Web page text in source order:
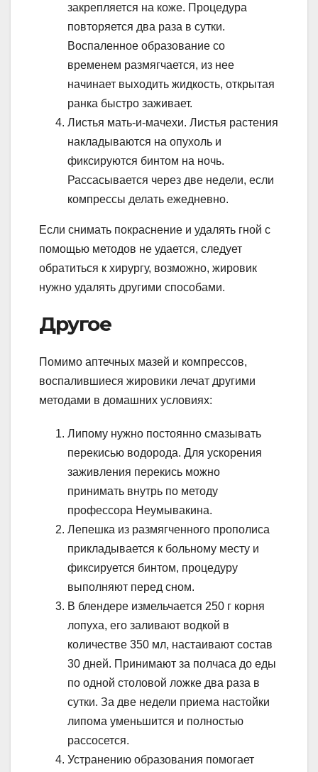
закрепляется на коже. Процедура
повторяется два раза в сутки.
Воспаленное образование со
временем размягчается, из нее
начинает выходить жидкость, открытая
ранка быстро заживает.
Листья мать-и-мачехи. Листья растения
накладываются на опухоль и
фиксируются бинтом на ночь.
Рассасывается через две недели, если
компрессы делать ежедневно.
Если снимать покраснение и удалять гной с
помощью методов не удается, следует
обратиться к хирургу, возможно, жировик
нужно удалять другими способами.
Другое
Помимо аптечных мазей и компрессов,
воспалившиеся жировики лечат другими
методами в домашних условиях:
Липому нужно постоянно смазывать
перекисью водорода. Для ускорения
заживления перекись можно
принимать внутрь по методу
профессора Неумывакина.
Лепешка из размягченного прополиса
прикладывается к больному месту и
фиксируется бинтом, процедуру
выполняют перед сном.
В блендере измельчается 250 г корня
лопуха, его заливают водкой в
количестве 350 мл, настаивают состав
30 дней. Принимают за полчаса до еды
по одной столовой ложке два раза в
сутки. За две недели приема настойки
липома уменьшится и полностью
рассосется.
Устранению образования помогает